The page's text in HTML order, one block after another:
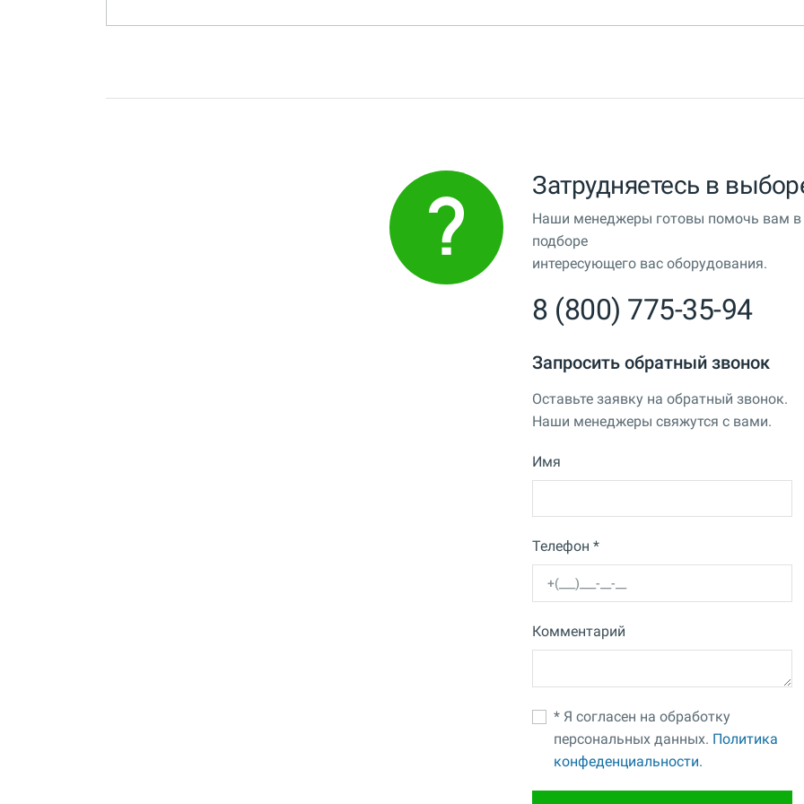
Затрудняетесь в
Наши менеджеры готовы помочь вам в
подборе
интересующего вас оборудования.
8 (800) 775-35-94
Запросить обратный звонок
Оставьте заявку на обратный звонок.
Наши менеджеры свяжутся с вами.
Имя
Телефон *
Комментарий
* Я согласен на обработку
персональных данных. Политика
конфеденциальности.